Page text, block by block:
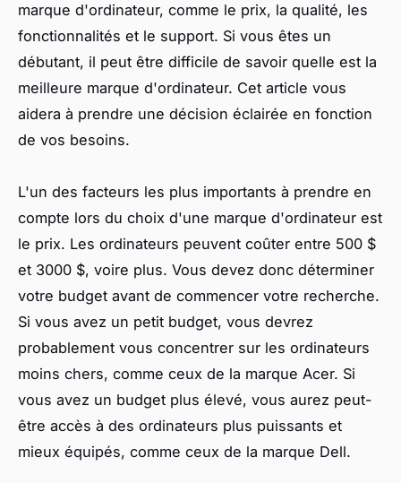
marque d'ordinateur, comme le prix, la qualité, les
fonctionnalités et le support. Si vous êtes un
débutant, il peut être difficile de savoir quelle est la
meilleure marque d'ordinateur. Cet article vous
aidera à prendre une décision éclairée en fonction
de vos besoins.
L'un des facteurs les plus importants à prendre en
compte lors du choix d'une marque d'ordinateur est
le prix. Les ordinateurs peuvent coûter entre 500 $
et 3000 $, voire plus. Vous devez donc déterminer
votre budget avant de commencer votre recherche.
Si vous avez un petit budget, vous devrez
probablement vous concentrer sur les ordinateurs
moins chers, comme ceux de la marque Acer. Si
vous avez un budget plus élevé, vous aurez peut-
être accès à des ordinateurs plus puissants et
mieux équipés, comme ceux de la marque Dell.